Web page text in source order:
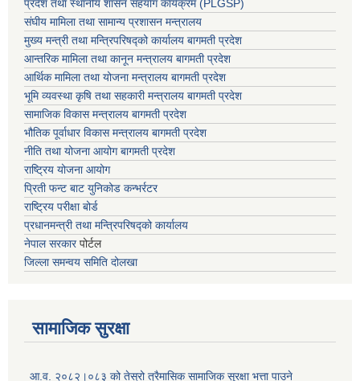
प्रदेश तथा स्थानीय शासन सहयाेग कार्यक्रम (PLGSP)
संघीय मामिला तथा सामान्य प्रशासन मन्त्रालय
मुख्य मन्त्री तथा मन्त्रिपरिषद्को कार्यालय बागमती प्रदेश
आन्तरिक मामिला तथा कानून मन्त्रालय बागमती प्रदेश
आर्थिक मामिला तथा योजना मन्त्रालय बागमती प्रदेश
भूमि व्यवस्था कृषि तथा सहकारी मन्त्रालय बागमती प्रदेश
सामाजिक विकास मन्त्रालय बागमती प्रदेश
भौतिक पूर्वाधार विकास मन्त्रालय बागमती प्रदेश
नीति तथा योजना आयोग बागमती प्रदेश
राष्ट्रिय योजना आयोग
प्रिती फन्ट बाट युनिकोड कन्भर्रटर
राष्ट्रिय परीक्षा बोर्ड
प्रधानमन्त्री तथा मन्त्रिपरिषद्को कार्यालय
नेपाल सरकारपोर्टल
जिल्ला समन्वय समिति दोलखा
सामाजिक सुरक्षा
आ.व. २०८२।०८३ को तेस्रो त्रैमासिक सामाजिक सुरक्षा भत्ता पाउने